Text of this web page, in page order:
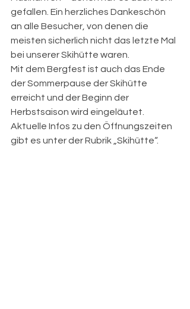
gefallen. Ein herzliches Dankeschön
an alle Besucher, von denen die
meisten sicherlich nicht das letzte Mal
bei unserer Skihütte waren.
Mit dem Bergfest ist auch das Ende
der Sommerpause der Skihütte
erreicht und der Beginn der
Herbstsaison wird eingeläutet.
Aktuelle Infos zu den Öffnungszeiten
gibt es unter der Rubrik „Skihütte“.